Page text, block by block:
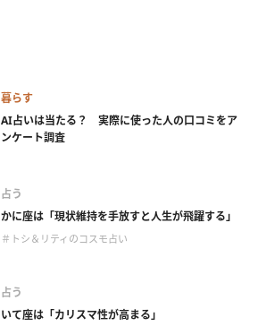
暮らす
AI占いは当たる？ 実際に使った人の口コミをア
ンケート調査
占う
かに座は「現状維持を手放すと人生が飛躍する」
＃トシ＆リティのコスモ占い
占う
いて座は「カリスマ性が高まる」